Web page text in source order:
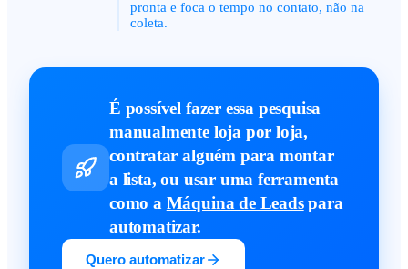
pronta e foca o tempo no contato, não na
coleta.
É possível fazer essa pesquisa
manualmente loja por loja,
contratar alguém para montar
a lista, ou usar uma ferramenta
como a Máquina de Leads para
automatizar.
Quero automatizar